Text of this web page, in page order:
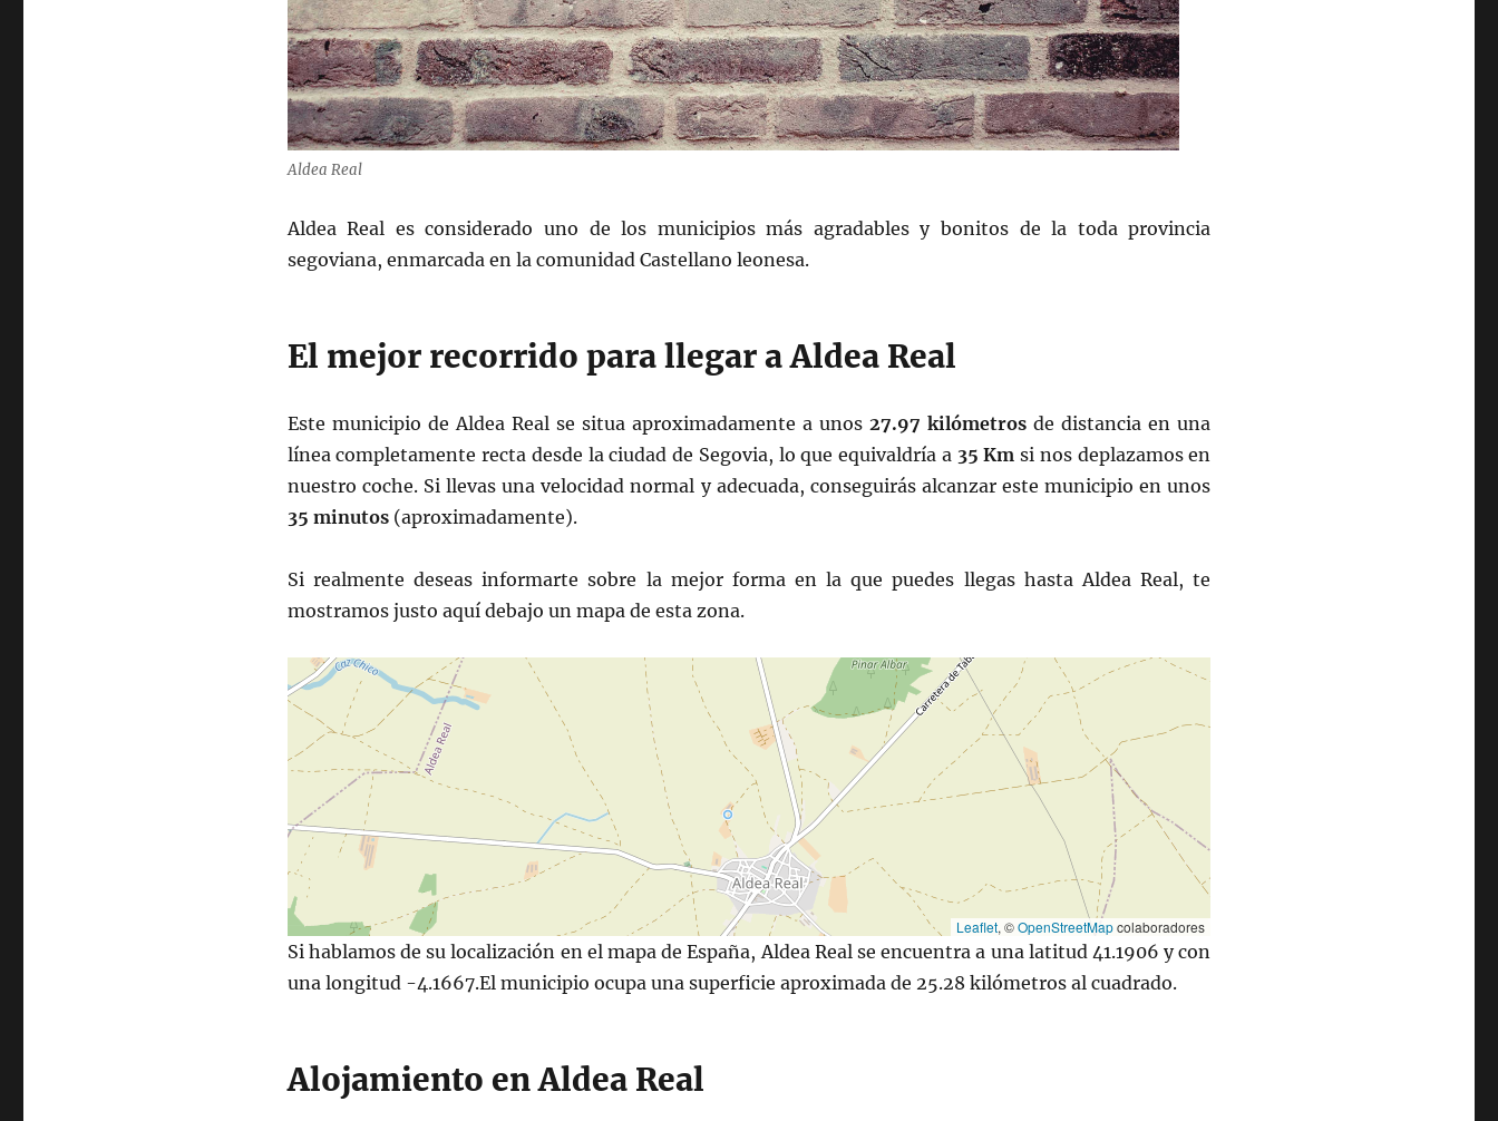
Aldea Real
Aldea Real es considerado uno de los municipios más agradables y bonitos de la toda provincia
segoviana, enmarcada en la comunidad Castellano leonesa.
El mejor recorrido para llegar a Aldea Real
Este municipio de Aldea Real se situa aproximadamente a unos 27.97 kilómetros de distancia en una
línea completamente recta desde la ciudad de Segovia, lo que equivaldría a 35 Km si nos deplazamos en
nuestro coche. Si llevas una velocidad normal y adecuada, conseguirás alcanzar este municipio en unos
35 minutos (aproximadamente).
Si realmente deseas informarte sobre la mejor forma en la que puedes llegas hasta Aldea Real, te
mostramos justo aquí debajo un mapa de esta zona.
Leaflet, ©OpenStreetMapcolaboradores
Si hablamos de su localización en el mapa de España, Aldea Real se encuentra a una latitud 41.1906 y con
una longitud -4.1667.El municipio ocupa una superficie aproximada de 25.28 kilómetros al cuadrado.
Alojamiento en Aldea Real